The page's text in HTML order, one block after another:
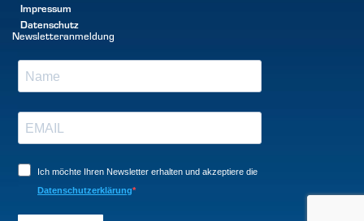
Impressum
Datenschutz
Newsletteranmeldung
Ich möchte Ihren Newsletter erhalten und akzeptiere die
Datenschutzerklärung